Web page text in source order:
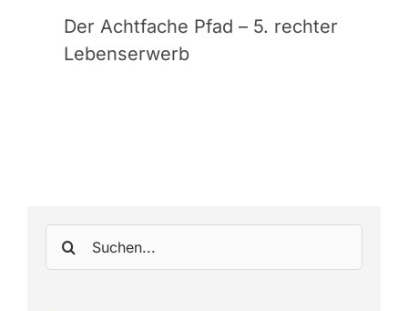
Der Achtfache Pfad – 5. rechter
Lebenserwerb
Suche
nach: